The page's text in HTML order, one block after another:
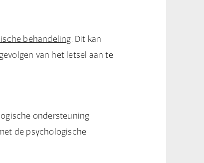
behandeling. Dit kan
van het letsel aan te
ondersteuning
de psychologische